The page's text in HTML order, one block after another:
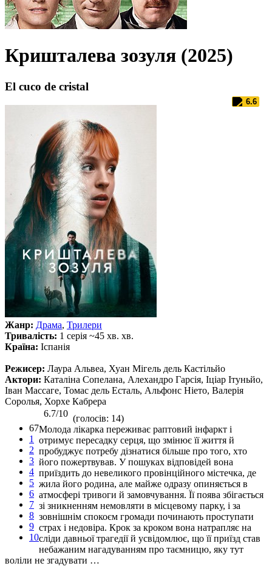
Кришталева зозуля (2025)
El cuco de cristal
6.6
Жанр: Драма, Трилери
Тривалість: 1 серія ~45 хв. хв.
Країна: Іспанія
Режисер: Лаура Альвеа, Хуан Мігель дель Кастільйо
Актори: Каталіна Сопелана, Алехандро Гарсія, Іціар Ітуньйо,
Іван Массаге, Томас дель Есталь, Альфонс Ніето, Валерія
Соролья, Хорхе Кабрера
67
1
2
3
4
5
6
7
8
9
10
6.7/10 (голосів: 14)
Молода лікарка переживає раптовий інфаркт і
отримує пересадку серця, що змінює її життя й
пробуджує потребу дізнатися більше про того, хто
його пожертвував. У пошуках відповідей вона
приїздить до невеликого провінційного містечка, де
жила його родина, але майже одразу опиняється в
атмосфері тривоги й замовчування. Її поява збігається
зі зникненням немовляти в місцевому парку, і за
зовнішнім спокоєм громади починають проступати
страх і недовіра. Крок за кроком вона натрапляє на
сліди давньої трагедії й усвідомлює, що її приїзд став
небажаним нагадуванням про таємницю, яку тут
воліли не згадувати …